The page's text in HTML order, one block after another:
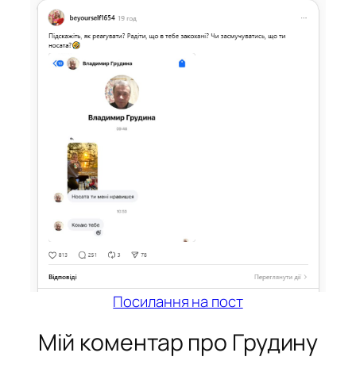
Посилання на пост
Мій коментар про Грудину